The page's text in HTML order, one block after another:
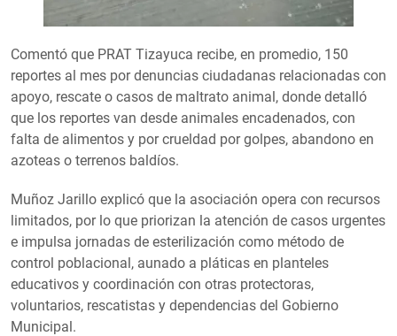
Comentó que PRAT Tizayuca recibe, en promedio, 150
reportes al mes por denuncias ciudadanas relacionadas con
apoyo, rescate o casos de maltrato animal, donde detalló
que los reportes van desde animales encadenados, con
falta de alimentos y por crueldad por golpes, abandono en
azoteas o terrenos baldíos.
Muñoz Jarillo explicó que la asociación opera con recursos
limitados, por lo que priorizan la atención de casos urgentes
e impulsa jornadas de esterilización como método de
control poblacional, aunado a pláticas en planteles
educativos y coordinación con otras protectoras,
voluntarios, rescatistas y dependencias del Gobierno
Municipal.